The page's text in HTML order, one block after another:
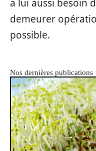
a lui aussi besoin
demeurer
possible.
Nos dernières publications